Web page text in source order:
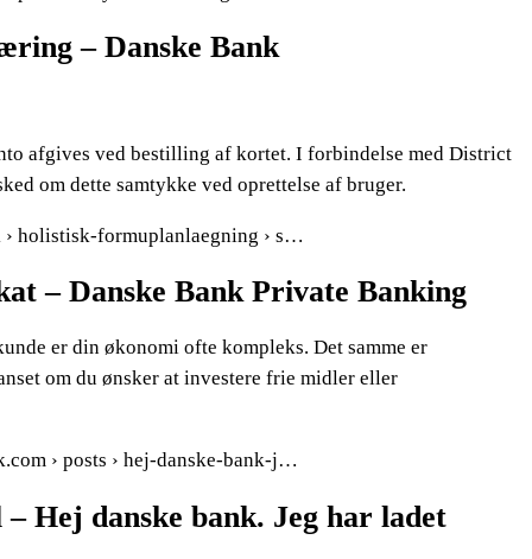
– Danske Bank
afgives ved bestilling af kortet. I forbindelse med District
om dette samtykke ved oprettelse af bruger.
› holistisk-formuplanlaegning › s…
– Danske Bank Private Banking
er din økonomi ofte kompleks. Det samme er
om du ønsker at investere frie midler eller
› posts › hej-danske-bank-j…
Hej danske bank. Jeg har ladet